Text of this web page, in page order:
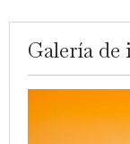
Galería de